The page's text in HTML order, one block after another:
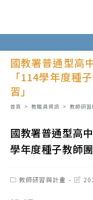
至
主
國教署普通型高
「114學年度種
習」
首頁 > 教職員資訊 > 教師研
國教署普通型高
學年度種子教師
Post教師研習與計畫
Post